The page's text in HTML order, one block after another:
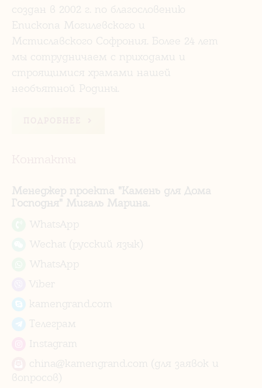
создан в 2002 г. по благословению
Епископа Могилевского и
Мстиславского Софрония. Более 24 лет
мы сотрудничаем с приходами и
строящимися храмами нашей
необъятной Родины.
Менеджер проекта "Камень для Дома
Господня" Мигаль Марина.
WhatsApp
Wechat (русский язык)
WhatsApp
Viber
kamengrand.com
Телеграм
Instagram
china@kamengrand.com (для заявок и
вопросов)